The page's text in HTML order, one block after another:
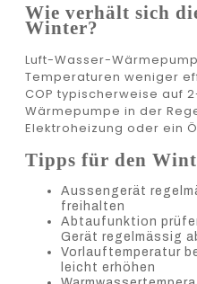
Wie verhält sich
Winter?
Luft-Wasser-
Temperaturen weniger
COP typischerweise auf
Wärmepumpe in der
Elektroheizung oder ein
Tipps für den
Aussengerät
freihalten
Abtaufunktion
Gerät regelmässig
Vorlauftemperatur
leicht erhöhen